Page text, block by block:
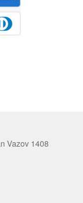
Vazov 1408